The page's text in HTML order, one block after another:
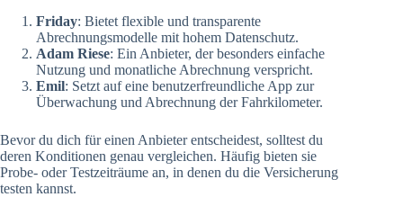
Friday: Bietet flexible und transparente
Abrechnungsmodelle mit hohem Datenschutz.
Adam Riese: Ein Anbieter, der besonders einfache
Nutzung und monatliche Abrechnung verspricht.
Emil: Setzt auf eine benutzerfreundliche App zur
Überwachung und Abrechnung der Fahrkilometer.
Bevor du dich für einen Anbieter entscheidest, solltest du
deren Konditionen genau vergleichen. Häufig bieten sie
Probe- oder Testzeiträume an, in denen du die Versicherung
testen kannst.